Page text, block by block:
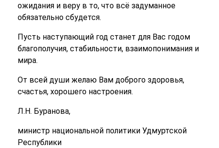
ожидания и веру в то, что всё задуманное
обязательно сбудется.
Пусть наступающий год станет для Вас годом
благополучия, стабильности, взаимопонимания и
мира.
От всей души желаю Вам доброго здоровья,
счастья, хорошего настроения.
Л.Н. Буранова,
министр национальной политики Удмуртской
Республики